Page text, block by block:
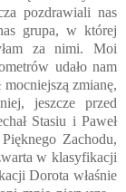
pozdrawiali nas
grupa, w której
za nimi. Moi
udało nam
zmianę,
jeszcze przed
Stasiu i Paweł
Zachodu,
w klasyfikacji
Dorota właśnie